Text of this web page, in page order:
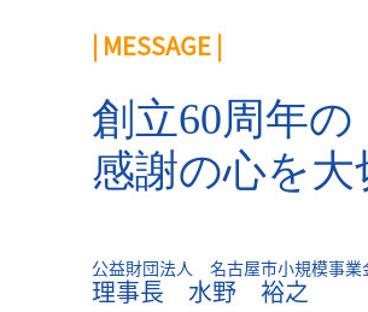
| MESSAGE |
創立60周年の
感謝の心を大
公益財団法人 名古屋市小規模事業
理事長 水野 裕之